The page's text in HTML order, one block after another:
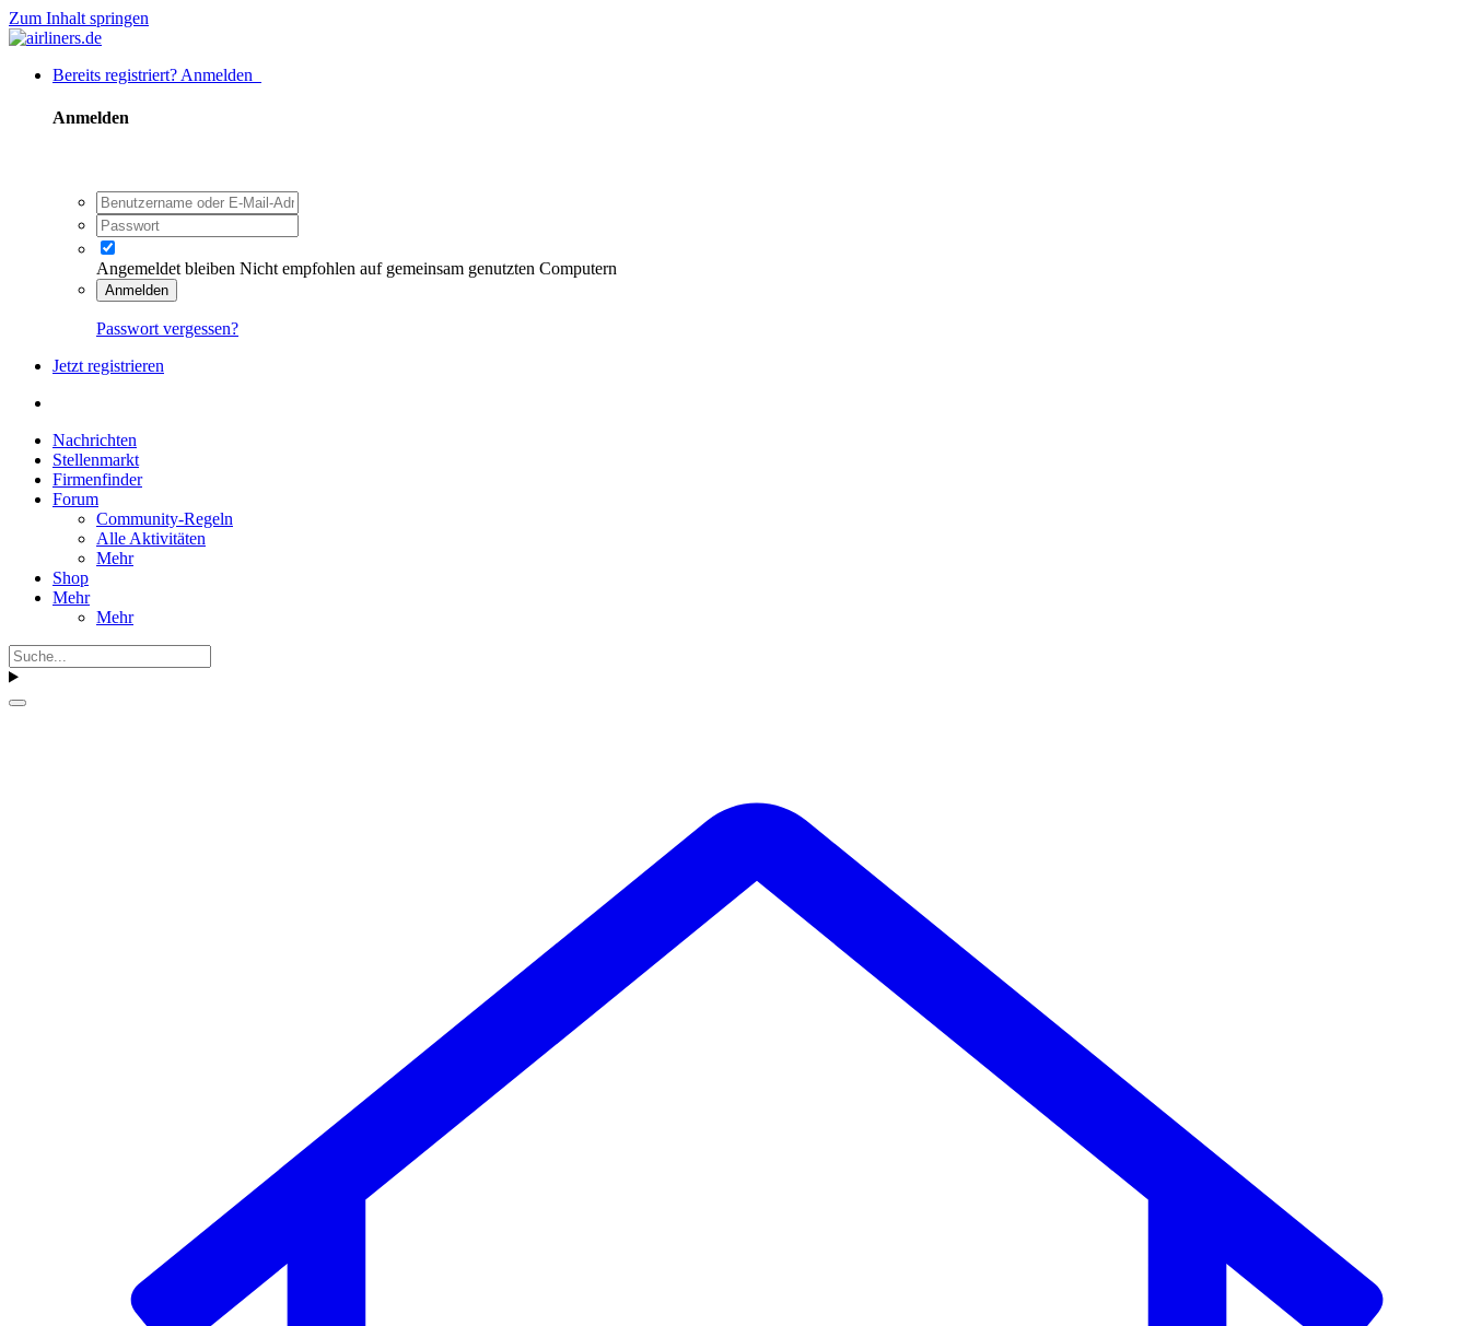
Zum Inhalt springen
Bereits registriert? Anmelden
Anmelden
Angemeldet bleiben Nicht empfohlen auf gemeinsam genutzten Computern
Anmelden
Passwort vergessen?
Jetzt registrieren
Nachrichten
Stellenmarkt
Firmenfinder
Forum
Community-Regeln
Alle Aktivitäten
Mehr
Shop
Mehr
Mehr